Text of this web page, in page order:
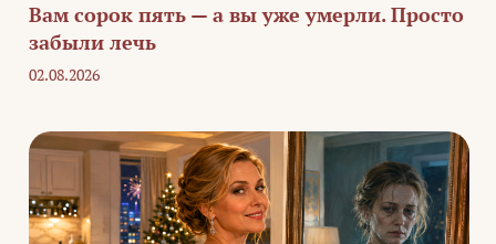
Вам сорок пять — а вы уже умерли. Просто
забыли лечь
02.08.2026